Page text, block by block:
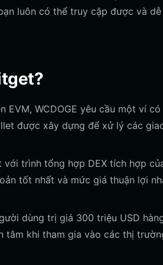
luôn có thể truy cập được và
WCDOGE yêu cầu một ví
được xây dựng để xử lý các
trình tổng hợp DEX tích hợp
tốt nhất và mức giá thuận lợi
dùng trị giá 300 triệu USD
tâm khi tham gia vào các thị